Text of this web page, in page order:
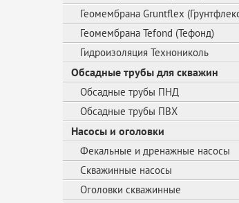
Геомембрана Gruntflex
Геомембрана Tefond (Тефонд)
Гидроизоляция Технониколь
Обсадные трубы для скважин
Обсадные трубы ПНД
Обсадные трубы ПВХ
Насосы и оголовки
Фекальные и дренажные насосы
Скважинные насосы
Оголовки скважинные